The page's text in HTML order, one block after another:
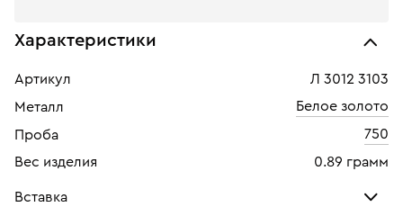
Характеристики
Артикул
Л 3012 3103
Металл
Белое золото
Проба
750
Вес изделия
0.89 грамм
Вставка